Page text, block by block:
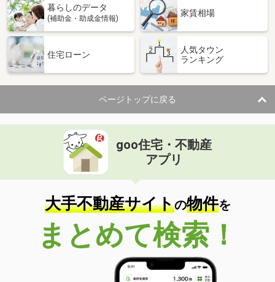
暮らしのデータ
(補助金・助成金情報)
家賃相場
住宅ローン
人気タウン
ランキング
ページトップに戻る
goo住宅・不動産
アプリ
大手不動産サイトの物件を
まとめて検索！